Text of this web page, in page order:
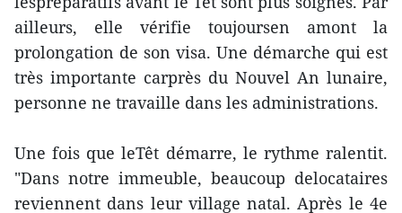
ailleurs, elle vérifie toujoursen amont la
prolongation de son visa. Une démarche qui est
très importante carprès du Nouvel An lunaire,
personne ne travaille dans les administrations.
Une fois que leTêt démarre, le rythme ralentit.
"Dans notre immeuble, beaucoup delocataires
reviennent dans leur village natal. Après le 4e